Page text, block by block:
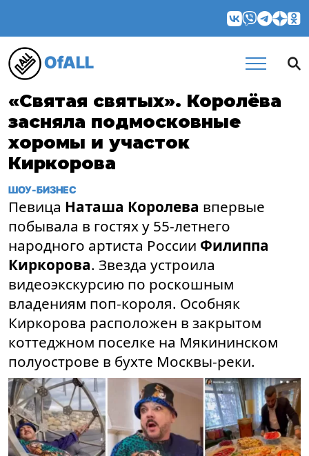
OfALL
«Святая святых». Королёва
засняла подмосковные
хоромы и участок
Киркорова
ШОУ-БИЗНЕС
Певица Наташа Королева впервые
побывала в гостях у 55-летнего
народного артиста России Филиппа
Киркорова. Звезда устроила
видеоэкскурсию по роскошным
владениям поп-короля. Особняк
Киркорова расположен в закрытом
коттеджном поселке на Мякининском
полуострове в бухте Москвы-реки.